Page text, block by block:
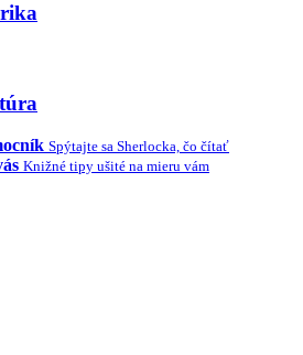
Spýtajte sa Sherlocka, čo čítať
Knižné tipy ušité na mieru vám